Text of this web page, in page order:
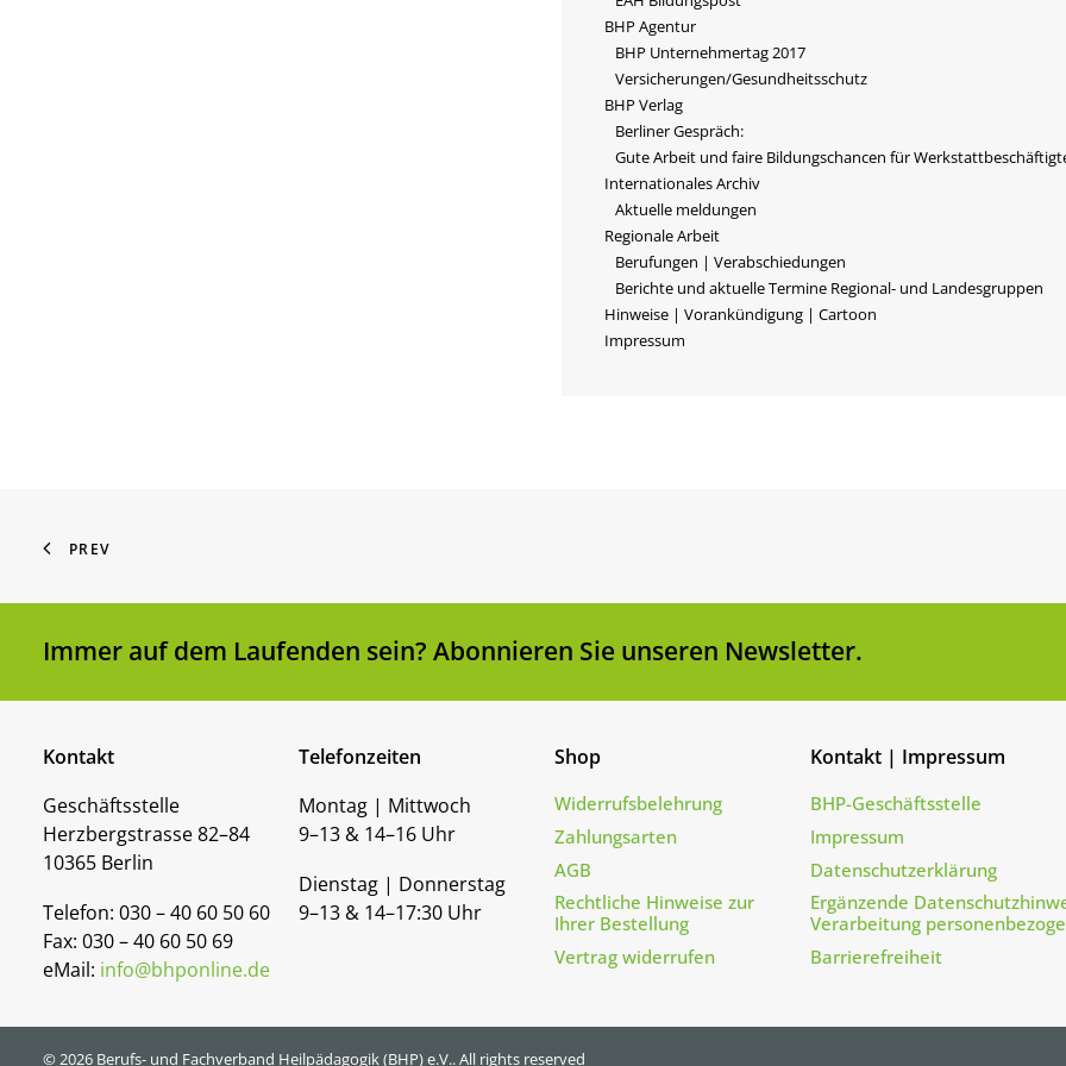
BHP Agentur
BHP Unternehmertag 2017
Versicherungen/Gesundheitsschutz
BHP Verlag
Berliner Gespräch:
Gute Arbeit und faire Bildungschancen für
Internationales Archiv
Aktuelle meldungen
Regionale Arbeit
Berufungen | Verabschiedungen
Berichte und aktuelle Termine Regional- und Landesgruppen
Hinweise | Vorankündigung | Cartoon
Impressum
PREV
Immer auf dem Laufenden sein? Abonnieren Sie unseren Newsletter.
Kontakt
Geschäftsstelle
Herzbergstrasse 82–84
10365 Berlin
Telefon: 030 – 40 60 50 60
Fax: 030 – 40 60 50 69
eMail: info@bhponline.de
Telefonzeiten
Montag | Mittwoch
9–13 & 14–16 Uhr
Dienstag | Donnerstag
9–13 & 14–17:30 Uhr
Shop
Widerrufsbelehrung
Zahlungsarten
AGB
Rechtliche Hinweise zur
Ihrer Bestellung
Vertrag widerrufen
Kontakt | Impressum
BHP-Geschäftsstelle
Impressum
Datenschutzerklärung
Ergänzende
Verarbeitung
Barrierefreiheit
© 2026 Berufs- und Fachverband Heilpädagogik (BHP) e.V..All rights reserved